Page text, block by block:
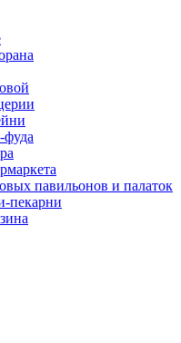
фуда
павильонов и палаток
пекарни